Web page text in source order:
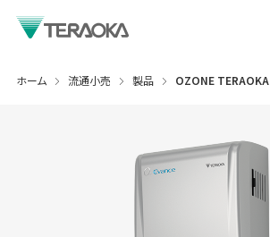
ホーム 流通小売 製品 OZONE TERAOKA